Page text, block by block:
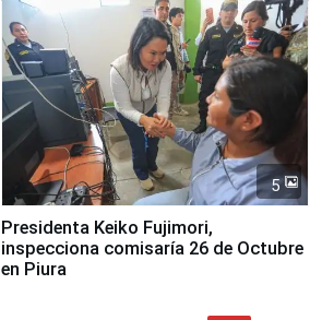
5
Presidenta Keiko Fujimori,
inspecciona comisaría 26 de Octubre
en Piura